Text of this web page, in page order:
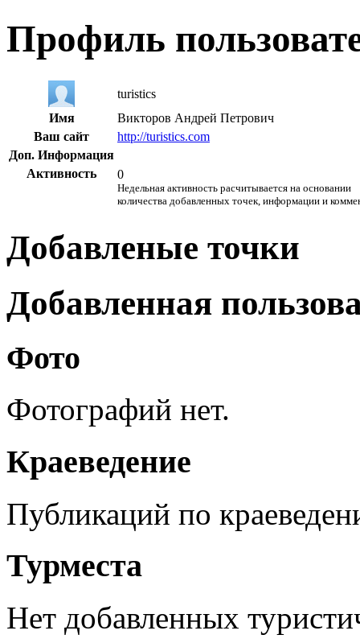
Профиль
turistics
Имя
Викторов Андрей Петрович
Ваш сайт
http://turistics.com
Доп. Информация
Активность
0
Недельная активность расчитывается на основании
количества добавленных точек, информации и
Добавленые точки
Добавленная
Фото
Фотографий нет.
Краеведение
Публикаций по
Турместа
Нет добавленных